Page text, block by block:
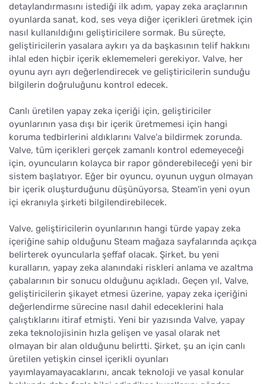
detaylandırmasını istediği ilk adım, yapay zeka araçlarının
oyunlarda sanat, kod, ses veya diğer içerikleri üretmek için
nasıl kullanıldığını geliştiricilere sormak. Bu süreçte,
geliştiricilerin yasalara aykırı ya da başkasının telif hakkını
ihlal eden hiçbir içerik eklememeleri gerekiyor. Valve, her
oyunu ayrı ayrı değerlendirecek ve geliştiricilerin sunduğu
bilgilerin doğruluğunu kontrol edecek.
Canlı üretilen yapay zeka içeriği için, geliştiriciler
oyunlarının yasa dışı bir içerik üretmemesi için hangi
koruma tedbirlerini aldıklarını Valve'a bildirmek zorunda.
Valve, tüm içerikleri gerçek zamanlı kontrol edemeyeceği
için, oyuncuların kolayca bir rapor gönderebileceği yeni bir
sistem başlatıyor. Eğer bir oyuncu, oyunun uygun olmayan
bir içerik oluşturduğunu düşünüyorsa, Steam'in yeni oyun
içi ekranıyla şirketi bilgilendirebilecek.
Valve, geliştiricilerin oyunlarının hangi türde yapay zeka
içeriğine sahip olduğunu Steam mağaza sayfalarında açıkça
belirterek oyuncularla şeffaf olacak. Şirket, bu yeni
kuralların, yapay zeka alanındaki riskleri anlama ve azaltma
çabalarının bir sonucu olduğunu açıkladı. Geçen yıl, Valve,
geliştiricilerin şikayet etmesi üzerine, yapay zeka içeriğini
değerlendirme sürecine nasıl dahil edeceklerini hala
çalıştıklarını itiraf etmişti. Yeni bir yazısında Valve, yapay
zeka teknolojisinin hızla gelişen ve yasal olarak net
olmayan bir alan olduğunu belirtti. Şirket, şu an için canlı
üretilen yetişkin cinsel içerikli oyunları
yayımlayamayacaklarını, ancak teknoloji ve yasal konular